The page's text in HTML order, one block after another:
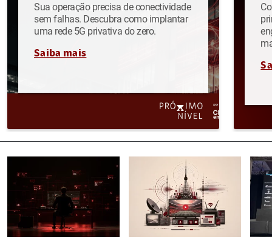
Sua operação precisa de conectividade
sem falhas. Descubra como implantar
uma rede 5G privativa do zero.
Saiba mais